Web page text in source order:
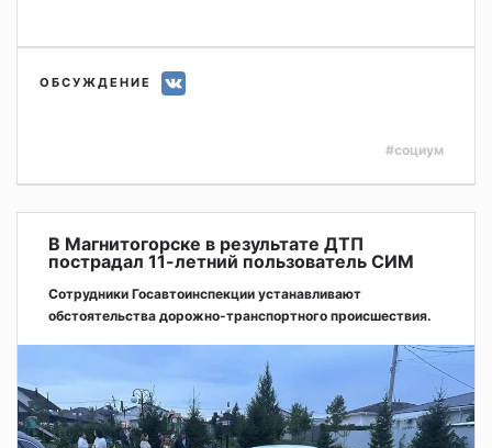
ОБСУЖДЕНИЕ
#социум
В Магнитогорске в результате ДТП
пострадал 11-летний пользователь СИМ
Сотрудники Госавтоинспекции устанавливают
обстоятельства дорожно-транспортного происшествия.